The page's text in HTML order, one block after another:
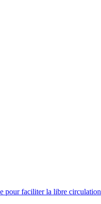
pour faciliter la libre circulation